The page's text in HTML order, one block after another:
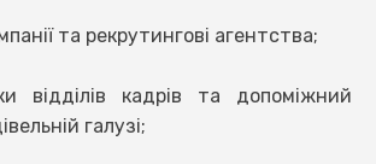
та рекрутингові агентства;
відділів кадрів та допоміжний
галузі;